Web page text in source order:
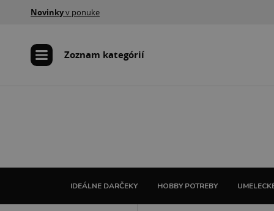
Novinkyv ponuke
Zoznam kategórií
IDEÁLNE DARČEKY HOBBY POTREBY